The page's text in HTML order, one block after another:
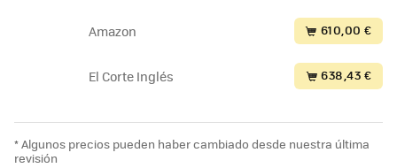
Amazon 610,00 €
El Corte Inglés 638,43 €
* Algunos precios pueden haber cambiado desde nuestra última
revisión